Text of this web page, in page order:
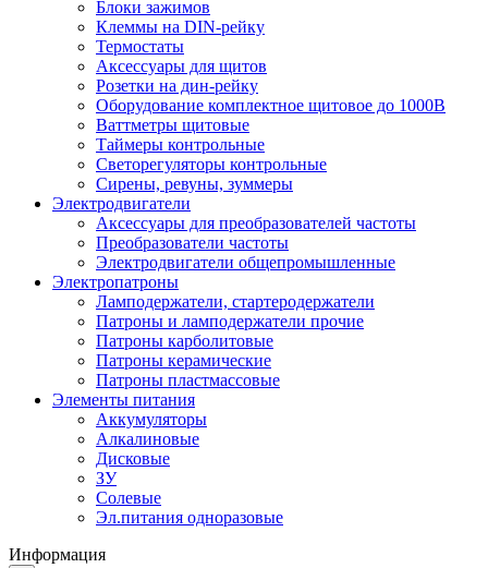
Блоки зажимов
Клеммы на DIN-рейку
Термостаты
Аксессуары для щитов
Розетки на дин-рейку
Оборудование комплектное щитовое до 1000В
Ваттметры щитовые
Таймеры контрольные
Светорегуляторы контрольные
Сирены, ревуны, зуммеры
Электродвигатели
Аксессуары для преобразователей частоты
Преобразователи частоты
Электродвигатели общепромышленные
Электропатроны
Ламподержатели, стартеродержатели
Патроны и ламподержатели прочие
Патроны карболитовые
Патроны керамические
Патроны пластмассовые
Элементы питания
Аккумуляторы
Алкалиновые
Дисковые
ЗУ
Солевые
Эл.питания одноразовые
Информация